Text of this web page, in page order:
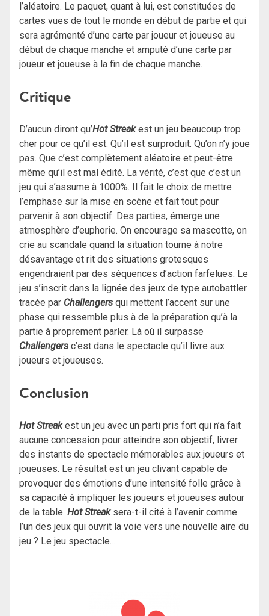
l’aléatoire. Le paquet, quant à lui, est constituées de
cartes vues de tout le monde en début de partie et qui
sera agrémenté d’une carte par joueur et joueuse au
début de chaque manche et amputé d’une carte par
joueur et joueuse à la fin de chaque manche.
Critique
D’aucun diront qu’Hot Streakest un jeu beaucoup trop
cher pour ce qu’il est. Qu’il est surproduit. Qu’on n’y joue
pas. Que c’est complètement aléatoire et peut-être
même qu’il est mal édité. La vérité, c’est que c’est un
jeu qui s’assume à 1000%. Il fait le choix de mettre
l’emphase sur la mise en scène et fait tout pour
parvenir à son objectif. Des parties, émerge une
atmosphère d’euphorie. On encourage sa mascotte, on
crie au scandale quand la situation tourne à notre
désavantage et rit des situations grotesques
engendraient par des séquences d’action farfelues. Le
jeu s’inscrit dans la lignée des jeux de type autobattler
tracée par Challengers qui mettent l’accent sur une
phase qui ressemble plus à de la préparation qu’à la
partie à proprement parler. Là où il surpasse
Challengers c’est dans le spectacle qu’il livre aux
joueurs et joueuses.
Conclusion
Hot Streakest un jeu avec un parti pris fort qui n’a fait
aucune concession pour atteindre son objectif, livrer
des instants de spectacle mémorables aux joueurs et
joueuses. Le résultat est un jeu clivant capable de
provoquer des émotions d’une intensité folle grâce à
sa capacité à impliquer les joueurs et joueuses autour
de la table. Hot Streaksera-t-il cité à l’avenir comme
l’un des jeux qui ouvrit la voie vers une nouvelle aire du
jeu ? Le jeu spectacle…